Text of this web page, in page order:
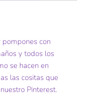
con
y todos los
se hacen en
las cositas que
Pinterest.